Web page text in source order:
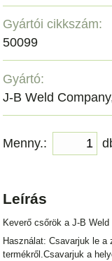
Gyártói cikkszám:
50099
Gyártó:
J-B Weld
Menny.:
Leírás
Keverő csőrök a J-B Weld
Használat: Csavarjuk le a
termékről.Csavarjuk a